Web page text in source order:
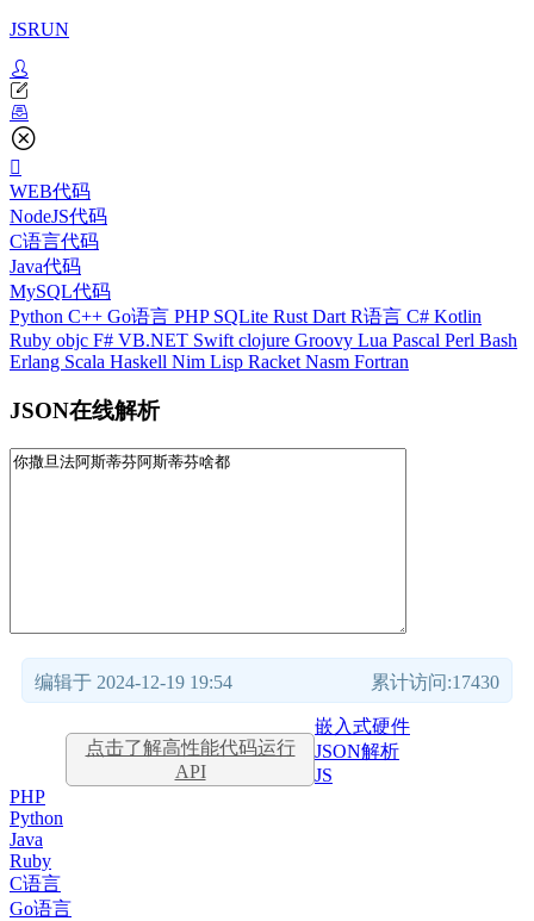
JSRUN
WEB代码
NodeJS代码
C语言代码
Java代码
MySQL代码
Python C++ Go语言 PHP SQLite Rust Dart R语言 C# Kotlin
Ruby objc F# VB.NET Swift clojure Groovy Lua Pascal Perl Bash
Erlang Scala Haskell Nim Lisp Racket Nasm Fortran
JSON在线解析
编辑于 2024-12-19 19:54 累计访问:17430
点击了解高性能代码运行
API
嵌入式硬件
JSON解析
JS
PHP
Python
Java
Ruby
C语言
Go语言